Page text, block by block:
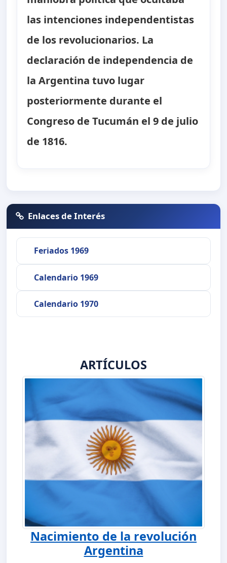
las intenciones independentistas
de los revolucionarios. La
declaración de independencia de
la Argentina tuvo lugar
posteriormente durante el
Congreso de Tucumán el 9 de julio
de 1816.
Enlaces de Interés
Feriados 1969
Calendario 1969
Calendario 1970
ARTÍCULOS
Nacimiento de la revolución
Argentina